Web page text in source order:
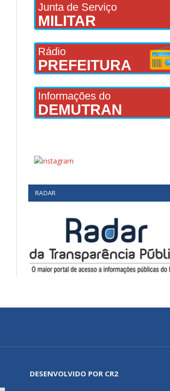
Junta de Serviço
MILITAR
Rádio
PREFEITURA
Informações do
DEMUTRAN
RADAR
DESENVOLVIDO POR CR2